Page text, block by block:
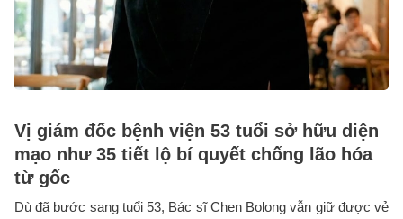
Vị giám đốc bệnh viện 53 tuổi sở hữu diện
mạo như 35 tiết lộ bí quyết chống lão hóa
từ gốc
Dù đã bước sang tuổi 53, Bác sĩ Chen Bolong vẫn giữ được vẻ